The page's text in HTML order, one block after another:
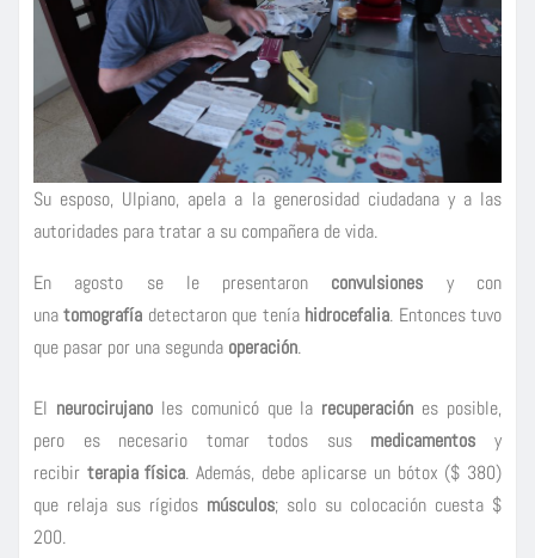
Su esposo, Ulpiano, apela a la generosidad ciudadana y a las
autoridades para tratar a su compañera de vida.
En agosto se le presentaron convulsiones y con
unatomografía detectaron que tenía hidrocefalia. Entonces tuvo
que pasar por una segunda operación.
El neurocirujano les comunicó que la recuperación es posible,
pero es necesario tomar todos sus medicamentosy
recibir terapia física. Además, debe aplicarse un bótox ($ 380)
que relaja sus rígidos músculos; solo su colocación cuesta $
200.